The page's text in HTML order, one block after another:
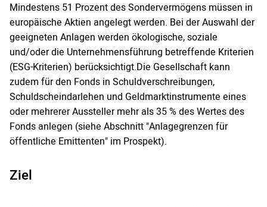
Mindestens 51 Prozent des Sondervermögens müssen in
europäische Aktien angelegt werden. Bei der Auswahl der
geeigneten Anlagen werden ökologische, soziale
und/oder die Unternehmensführung betreffende Kriterien
(ESG-Kriterien) berücksichtigt.Die Gesellschaft kann
zudem für den Fonds in Schuldverschreibungen,
Schuldscheindarlehen und Geldmarktinstrumente eines
oder mehrerer Aussteller mehr als 35 % des Wertes des
Fonds anlegen (siehe Abschnitt "Anlagegrenzen für
öffentliche Emittenten" im Prospekt).
Ziel